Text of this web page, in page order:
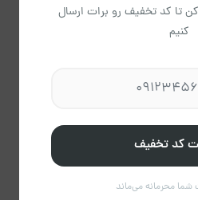
شهریور 1404
میزبان
کن تا کد تخفیف رو برات ارسال
کنیم
کد تخفیف
شما محرمانه می‌ماند